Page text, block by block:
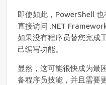
即使如此，PowerShell
直接访问 .NET
如果没有程序员替您完成
己编写功能。
显然，这可能很快成为最
备程序员技能，并且需要